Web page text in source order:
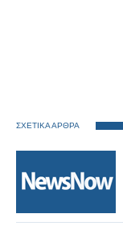
ΣΧΕΤΙΚΑ ΑΡΘΡΑ